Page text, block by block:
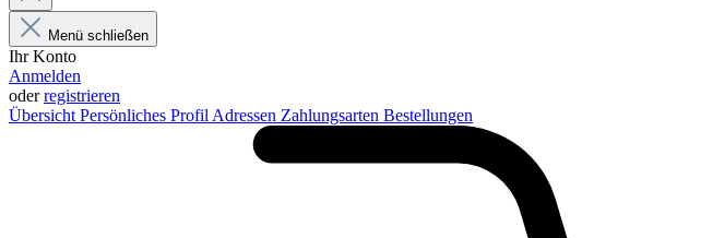
Menü schließen
Ihr Konto
Anmelden
oderregistrieren
Übersicht Persönliches Profil Adressen Zahlungsarten Bestellungen